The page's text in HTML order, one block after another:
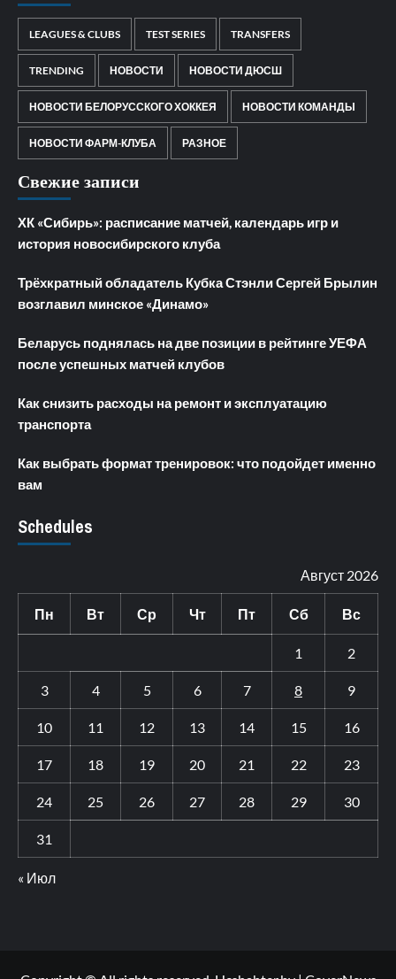
LEAGUES & CLUBS TEST SERIES TRANSFERS
TRENDING НОВОСТИ НОВОСТИ ДЮСШ
НОВОСТИ БЕЛОРУССКОГО ХОККЕЯ НОВОСТИ КОМАНДЫ
НОВОСТИ ФАРМ-КЛУБА РАЗНОЕ
Свежие записи
ХК «Сибирь»: расписание матчей, календарь игр и
история новосибирского клуба
Трёхкратный обладатель Кубка Стэнли Сергей Брылин
возглавил минское «Динамо»
Беларусь поднялась на две позиции в рейтинге УЕФА
после успешных матчей клубов
Как снизить расходы на ремонт и эксплуатацию
транспорта
Как выбрать формат тренировок: что подойдет именно
вам
Schedules
Август 2026
Пн Вт Ср Чт Пт Сб Вс
1 2
3 4 5 6 7 8 9
10 11 12 13 14 15 16
17 18 19 20 21 22 23
24 25 26 27 28 29 30
31
« Июл